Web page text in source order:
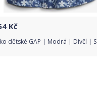
Kč
dětské GAP | Modrá | Dívčí | S